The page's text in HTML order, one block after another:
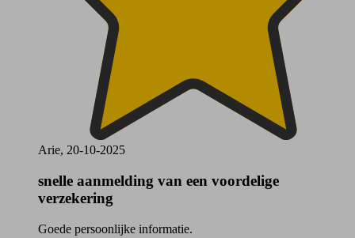
Arie, 20-10-2025
snelle aanmelding van een voordelige
verzekering
Goede persoonlijke informatie.